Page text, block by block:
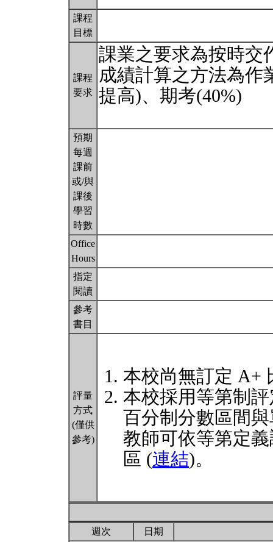
課程
目標
課程
要求
課業之要求為按時交
成績計算之方法為作
提高)、期考(40%)
預期
每週
課前
或/與
課後
學習
時數
Office
Hours
指定
閱讀
參考
書目
評量
方式
(僅供
參考)
本校尚無訂定 A+
本校採用等第制
百分制分數區間
教師可依等第定
區 (連結)。
週次 日期